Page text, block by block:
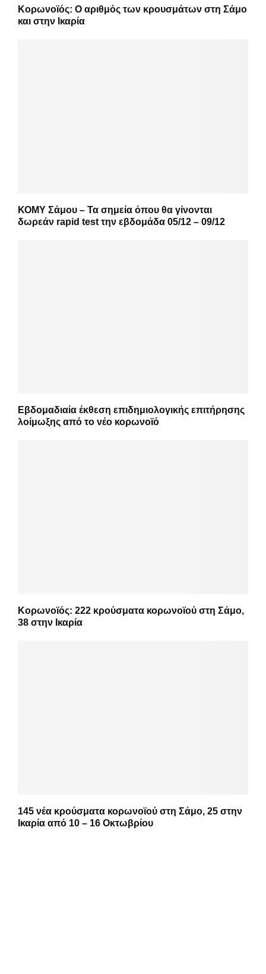
Κορωνοϊός: Ο αριθμός των κρουσμάτων στη Σάμο
και στην Ικαρία
ΚΟΜΥ Σάμου – Τα σημεία όπου θα γίνονται
δωρεάν rapid test την εβδομάδα 05/12 – 09/12
Εβδομαδιαία έκθεση επιδημιολογικής επιτήρησης
λοίμωξης από το νέο κορωνοϊό
Κορωνοϊός: 222 κρούσματα κορωνοϊού στη Σάμο,
38 στην Ικαρία
145 νέα κρούσματα κορωνοϊού στη Σάμο, 25 στην
Ικαρία από 10 – 16 Οκτωβρίου